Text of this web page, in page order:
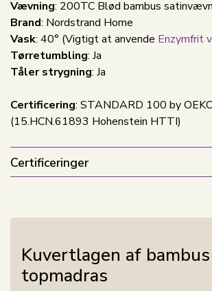
Vævning: 200TC Blød bambus
Brand: Nordstrand Home
Vask: 40° (Vigtigt at anvende Enzymfrit
Tørretumbling: Ja
Tåler strygning: Ja
Certificering: STANDARD 100 by
(15.HCN.61893 Hohenstein HTTI)
Certificeringer
Kuvertlagen af
topmadras